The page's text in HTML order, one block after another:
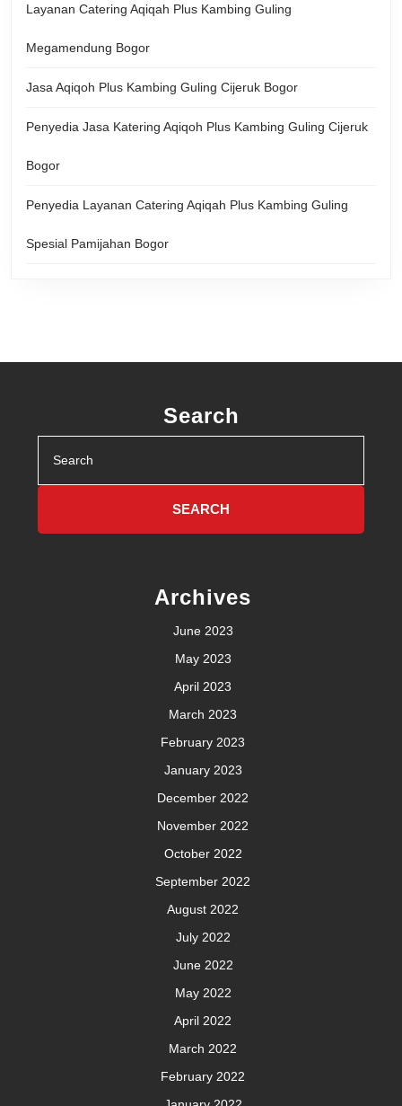
Layanan Catering Aqiqah Plus Kambing Guling
Megamendung Bogor
Jasa Aqiqoh Plus Kambing Guling Cijeruk Bogor
Penyedia Jasa Katering Aqiqoh Plus Kambing Guling Cijeruk
Bogor
Penyedia Layanan Catering Aqiqah Plus Kambing Guling
Spesial Pamijahan Bogor
Search
for:
Archives
June 2023
May 2023
April 2023
March 2023
February 2023
January 2023
December 2022
November 2022
October 2022
September 2022
August 2022
July 2022
June 2022
May 2022
April 2022
March 2022
February 2022